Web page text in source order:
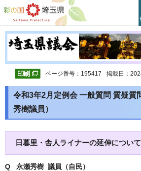
彩の国 埼玉県
ページ番号：195417 掲載日：
令和3年2月定例会 一般質問 質疑質
秀樹議員）
日暮里・舎人ライナーの延伸について
Q 永瀬秀樹 議員（自民）